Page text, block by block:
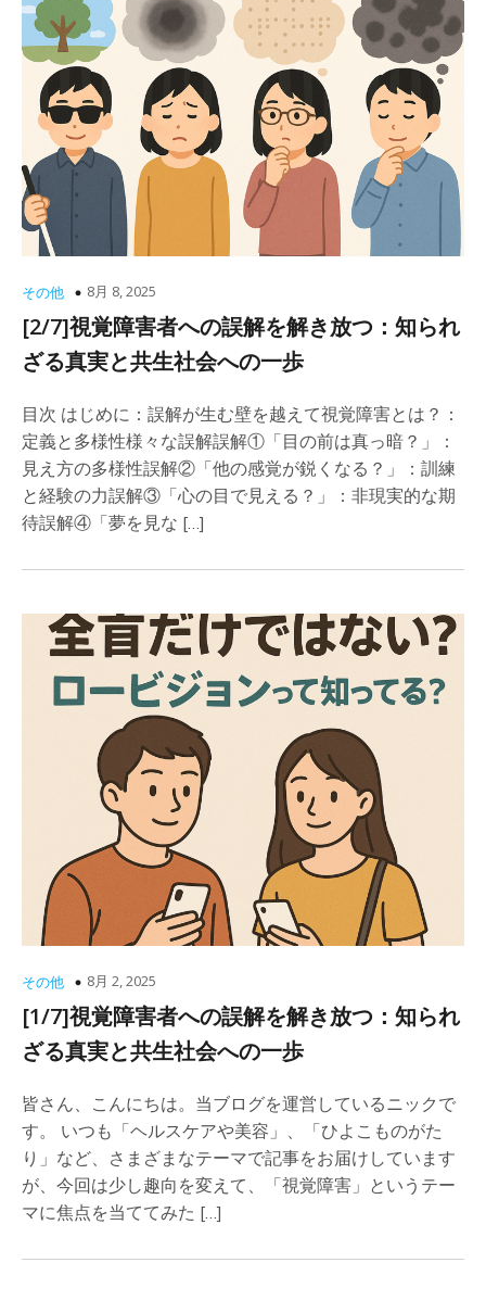
その他 8月 8, 2025
[2/7]視覚障害者への誤解を解き放つ：知られ
ざる真実と共生社会への一歩
目次 はじめに：誤解が生む壁を越えて視覚障害とは？：
定義と多様性様々な誤解誤解①「目の前は真っ暗？」：
見え方の多様性誤解②「他の感覚が鋭くなる？」：訓練
と経験の力誤解③「心の目で見える？」：非現実的な期
待誤解④「夢を見な […]
その他 8月 2, 2025
[1/7]視覚障害者への誤解を解き放つ：知られ
ざる真実と共生社会への一歩
皆さん、こんにちは。当ブログを運営しているニックで
す。 いつも「ヘルスケアや美容」、「ひよこものがた
り」など、さまざまなテーマで記事をお届けしています
が、今回は少し趣向を変えて、「視覚障害」というテー
マに焦点を当ててみた […]